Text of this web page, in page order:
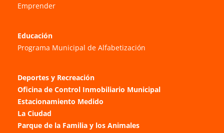
Emprender
Educación
Programa Municipal de Alfabetización
Deportes y Recreación
Oficina de Control Inmobiliario Municipal
Estacionamiento Medido
La Ciudad
Parque de la Familia y los Animales